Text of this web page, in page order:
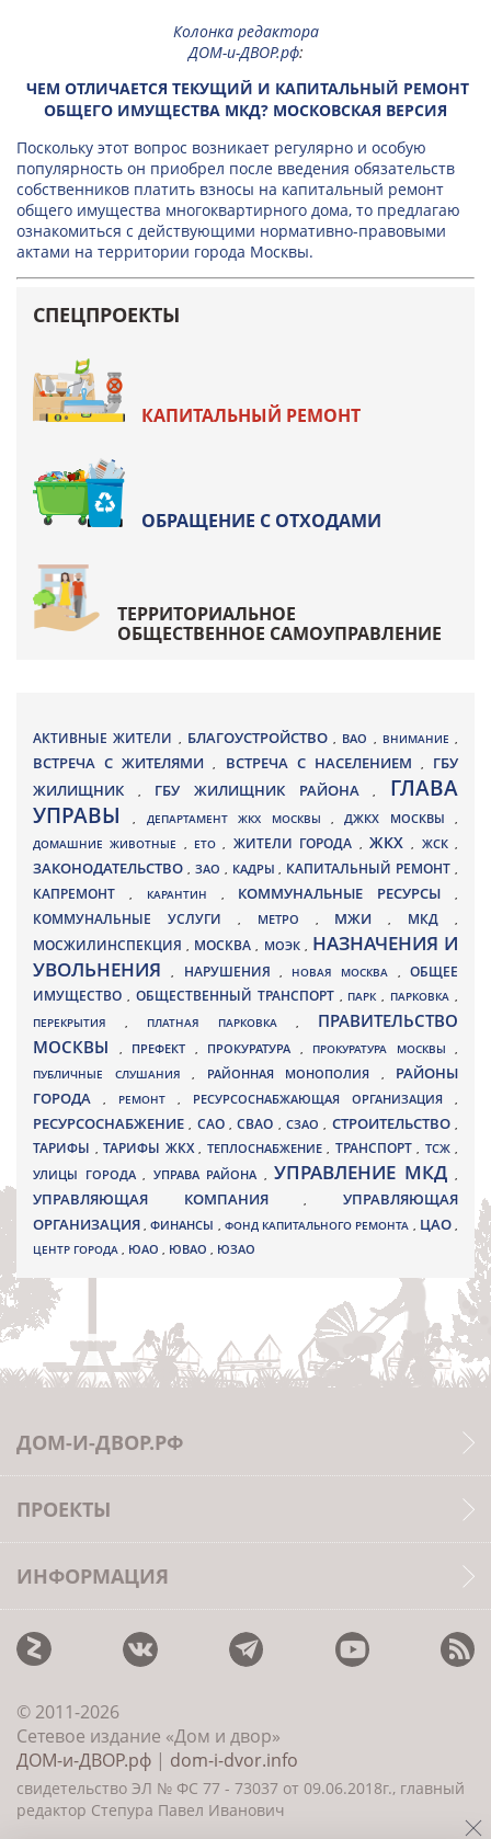
Колонка редактора
ДОМ-и-ДВОР.рф:
ЧЕМ ОТЛИЧАЕТСЯ ТЕКУЩИЙ И КАПИТАЛЬНЫЙ РЕМОНТ
ОБЩЕГО ИМУЩЕСТВА МКД? МОСКОВСКАЯ ВЕРСИЯ
Поскольку этот вопрос возникает регулярно и особую
популярность он приобрел после введения обязательств
собственников платить взносы на капитальный ремонт
общего имущества многоквартирного дома, то предлагаю
ознакомиться с действующими нормативно-правовыми
актами на территории города Москвы.
СПЕЦПРОЕКТЫ
КАПИТАЛЬНЫЙ РЕМОНТ
ОБРАЩЕНИЕ С ОТХОДАМИ
ТЕРРИТОРИАЛЬНОЕ
ОБЩЕСТВЕННОЕ САМОУПРАВЛЕНИЕ
АКТИВНЫЕ ЖИТЕЛИ , БЛАГОУСТРОЙСТВО , ВАО , ВНИМАНИЕ ,
ВСТРЕЧА С ЖИТЕЛЯМИ, ВСТРЕЧА С НАСЕЛЕНИЕМ , ГБУ
ЖИЛИЩНИК
, ГБУ ЖИЛИЩНИК РАЙОНА, ГЛАВА
УПРАВЫ, ДЕПАРТАМЕНТ ЖКХ МОСКВЫ ,ДЖКХ МОСКВЫ ,
ДОМАШНИЕ ЖИВОТНЫЕ , ЕТО, ЖИТЕЛИ ГОРОДА , ЖКХ, ЖСК,
ЗАКОНОДАТЕЛЬСТВО , ЗАО , КАДРЫ, КАПИТАЛЬНЫЙ РЕМОНТ ,
КАПРЕМОНТ , КАРАНТИН , КОММУНАЛЬНЫЕ РЕСУРСЫ,
КОММУНАЛЬНЫЕ УСЛУГИ , МЕТРО , МЖИ, МКД ,
МОСЖИЛИНСПЕКЦИЯ, МОСКВА , МОЭК , НАЗНАЧЕНИЯ И
УВОЛЬНЕНИЯ, НАРУШЕНИЯ , НОВАЯ МОСКВА ,ОБЩЕЕ
ИМУЩЕСТВО , ОБЩЕСТВЕННЫЙ ТРАНСПОРТ , ПАРК, ПАРКОВКА ,
ПЕРЕКРЫТИЯ , ПЛАТНАЯ ПАРКОВКА , ПРАВИТЕЛЬСТВО
МОСКВЫ
, ПРЕФЕКТ , ПРОКУРАТУРА , ПРОКУРАТУРА МОСКВЫ ,
ПУБЛИЧНЫЕ СЛУШАНИЯ , РАЙОННАЯ МОНОПОЛИЯ , РАЙОНЫ
ГОРОДА
, РЕМОНТ , РЕСУРСОСНАБЖАЮЩАЯ ОРГАНИЗАЦИЯ ,
РЕСУРСОСНАБЖЕНИЕ, САО,СВАО ,СЗАО, СТРОИТЕЛЬСТВО,
ТАРИФЫ , ТАРИФЫ ЖКХ , ТЕПЛОСНАБЖЕНИЕ , ТРАНСПОРТ , ТСЖ ,
УЛИЦЫ ГОРОДА , УПРАВА РАЙОНА , УПРАВЛЕНИЕ МКД ,
УПРАВЛЯЮЩАЯ КОМПАНИЯ,УПРАВЛЯЮЩАЯ
ОРГАНИЗАЦИЯ,ФИНАНСЫ , ФОНД КАПИТАЛЬНОГО РЕМОНТА , ЦАО,
ЦЕНТР ГОРОДА , ЮАО , ЮВАО , ЮЗАО
ДОМ-И-ДВОР.РФ
ПРОЕКТЫ
ИНФОРМАЦИЯ
© 2011-2026
Сетевое издание «Дом и двор»
ДОМ-и-ДВОР.рф | dom-i-dvor.info
свидетельство ЭЛ № ФС 77 - 73037 от 09.06.2018г., главный
редактор Степура Павел Иванович